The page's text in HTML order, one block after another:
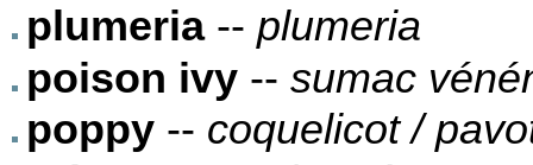
plumeria-- plumeria
poison ivy -- sumac
poppy -- coquelicot /